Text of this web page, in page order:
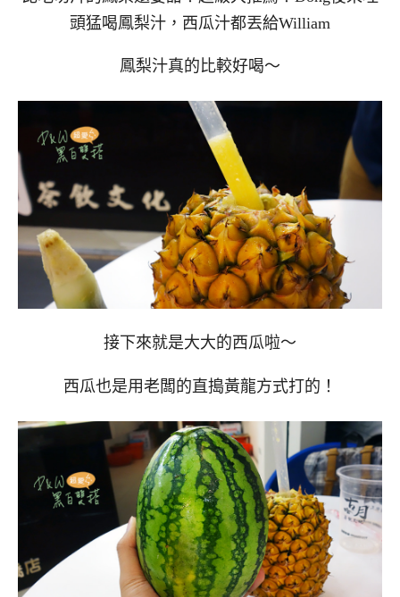
頭猛喝鳳梨汁，西瓜汁都丟給William
鳳梨汁真的比較好喝～
接下來就是大大的西瓜啦～
西瓜也是用老闆的直搗黃龍方式打的！